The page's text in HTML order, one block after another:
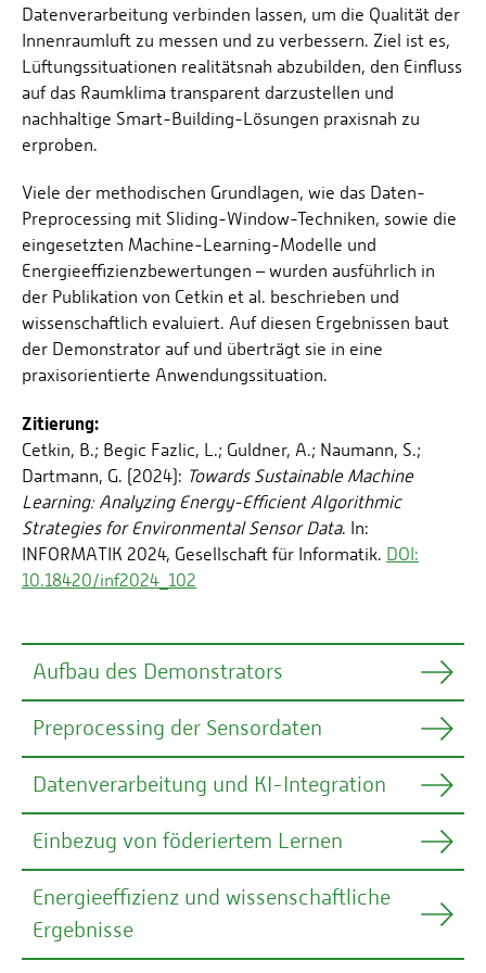
Energieeffizienzrecht und Klimaschutzrecht (IREK)
Fuel Cell Centre Rheinland-Pfalz
Nationalparkforschung
P2Broker
Perival
Robotix-Academy
Umweltinformationssysteme
Örtlicher Personalrat
Personensuche
Datenverarbeitung verbinden lassen, um die Qualität der
Innenraumluft zu messen und zu verbessern. Ziel ist es,
Lüftungssituationen realitätsnah abzubilden, den Einfluss
auf das Raumklima transparent darzustellen und
nachhaltige Smart-Building-Lösungen praxisnah zu
erproben.
Viele der methodischen Grundlagen, wie das Daten-
Preprocessing mit Sliding-Window-Techniken, sowie die
eingesetzten Machine-Learning-Modelle und
Energieeffizienzbewertungen – wurden ausführlich in
der Publikation von Cetkin et al. beschrieben und
wissenschaftlich evaluiert. Auf diesen Ergebnissen baut
der Demonstrator auf und überträgt sie in eine
praxisorientierte Anwendungssituation.
Zitierung:
Cetkin, B.; Begic Fazlic, L.; Guldner, A.; Naumann, S.;
Dartmann, G. (2024): Towards Sustainable Machine
Learning: Analyzing Energy-Efficient Algorithmic
Strategies for Environmental Sensor Data. In:
INFORMATIK 2024, Gesellschaft für Informatik. DOI:
10.18420/inf2024_102
Aufbau des Demonstrators
Preprocessing der Sensordaten
Damit die aufgezeichneten Messwerte zuverlässig für
die Modellbildung genutzt werden können,
durchlaufen sie ein mehrstufiges Preprocessing. Die
Sensordaten (CO₂, Temperatur, Luftfeuchtigkeit und
VOCs) werden dabei in Form von Zeitfenstern
verarbeitet. Jedes Fenster umfasst eine Minute, was
bei der Abtastrate von fünf Sekunden pro Messwert
Datenverarbeitung und KI-Integration
Einbezug von föderiertem Lernen
Energieeffizienz und wissenschaftliche
Ergebnisse